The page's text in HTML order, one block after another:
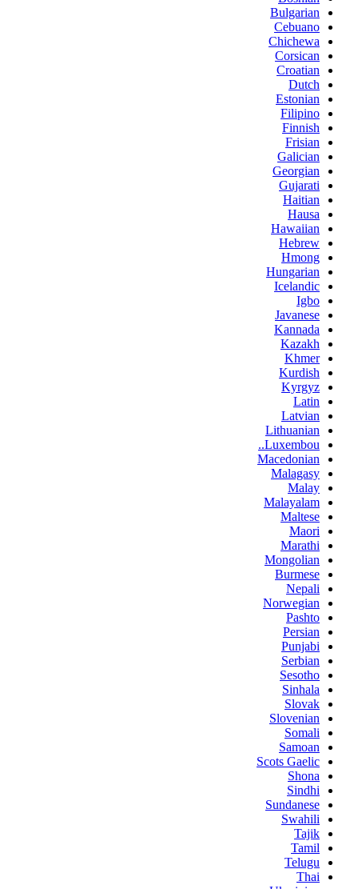
Bulgarian
Cebuano
Chichewa
Corsican
Croatian
Dutch
Estonian
Filipino
Finnish
Frisian
Galician
Georgian
Gujarati
Haitian
Hausa
Hawaiian
Hebrew
Hmong
Hungarian
Icelandic
Igbo
Javanese
Kannada
Kazakh
Khmer
Kurdish
Kyrgyz
Latin
Latvian
Lithuanian
Luxembou..
Macedonian
Malagasy
Malay
Malayalam
Maltese
Maori
Marathi
Mongolian
Burmese
Nepali
Norwegian
Pashto
Persian
Punjabi
Serbian
Sesotho
Sinhala
Slovak
Slovenian
Somali
Samoan
Scots Gaelic
Shona
Sindhi
Sundanese
Swahili
Tajik
Tamil
Telugu
Thai